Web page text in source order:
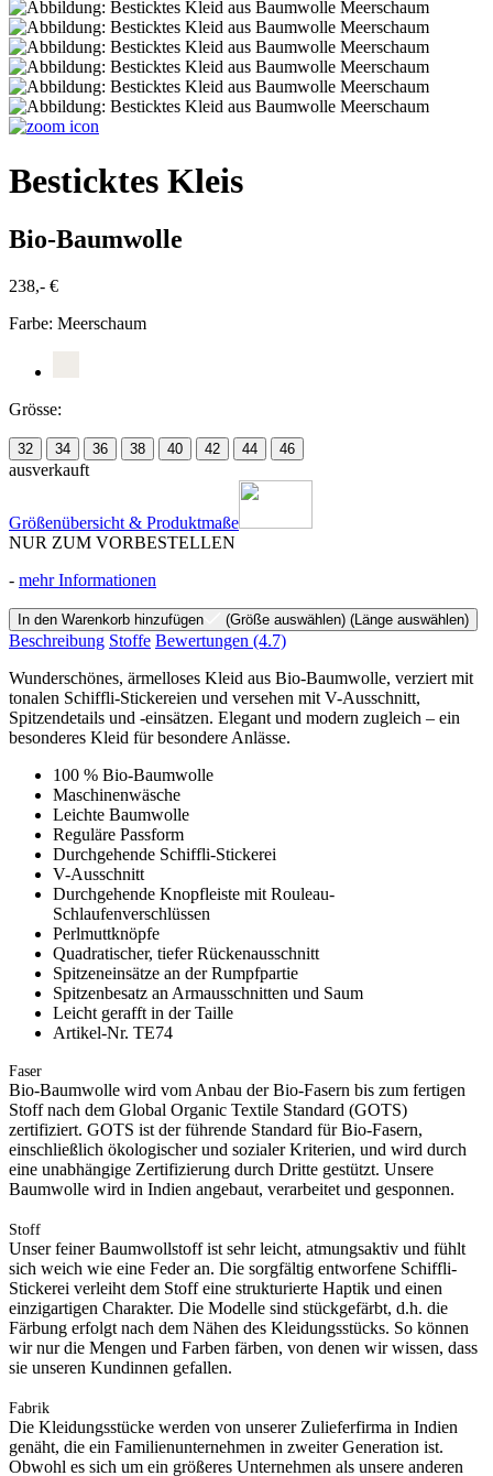
Besticktes Kleis
Bio-Baumwolle
238,- €
Farbe: Meerschaum
Grösse:
32 34 36 38 40 42 44 46
ausverkauft
Größenübersicht & Produktmaße
NUR ZUM VORBESTELLEN
- mehr Informationen
In den Warenkorb hinzufügen (Größe auswählen) (Länge auswählen)
Beschreibung Stoffe Bewertungen (4.7)
Wunderschönes, ärmelloses Kleid aus Bio-Baumwolle, verziert mit
tonalen Schiffli-Stickereien und versehen mit V-Ausschnitt,
Spitzendetails und -einsätzen. Elegant und modern zugleich – ein
besonderes Kleid für besondere Anlässe.
100 % Bio-Baumwolle
Maschinenwäsche
Leichte Baumwolle
Reguläre Passform
Durchgehende Schiffli-Stickerei
V-Ausschnitt
Durchgehende Knopfleiste mit Rouleau-
Schlaufenverschlüssen
Perlmuttknöpfe
Quadratischer, tiefer Rückenausschnitt
Spitzeneinsätze an der Rumpfpartie
Spitzenbesatz an Armausschnitten und Saum
Leicht gerafft in der Taille
Artikel-Nr. TE74
Faser
Bio-Baumwolle wird vom Anbau der Bio-Fasern bis zum fertigen
Stoff nach dem Global Organic Textile Standard (GOTS)
zertifiziert. GOTS ist der führende Standard für Bio-Fasern,
einschließlich ökologischer und sozialer Kriterien, und wird durch
eine unabhängige Zertifizierung durch Dritte gestützt. Unsere
Baumwolle wird in Indien angebaut, verarbeitet und gesponnen.
Stoff
Unser feiner Baumwollstoff ist sehr leicht, atmungsaktiv und fühlt
sich weich wie eine Feder an. Die sorgfältig entworfene Schiffli-
Stickerei verleiht dem Stoff eine strukturierte Haptik und einen
einzigartigen Charakter. Die Modelle sind stückgefärbt, d.h. die
Färbung erfolgt nach dem Nähen des Kleidungsstücks. So können
wir nur die Mengen und Farben färben, von denen wir wissen, dass
sie unseren Kundinnen gefallen.
Fabrik
Die Kleidungsstücke werden von unserer Zulieferfirma in Indien
genäht, die ein Familienunternehmen in zweiter Generation ist.
Obwohl es sich um ein größeres Unternehmen als unsere anderen